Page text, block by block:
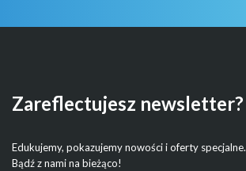
Zareflectujesz newsletter?
Edukujemy, pokazujemy nowości i oferty specjalne.
Bądź z nami na bieżąco!